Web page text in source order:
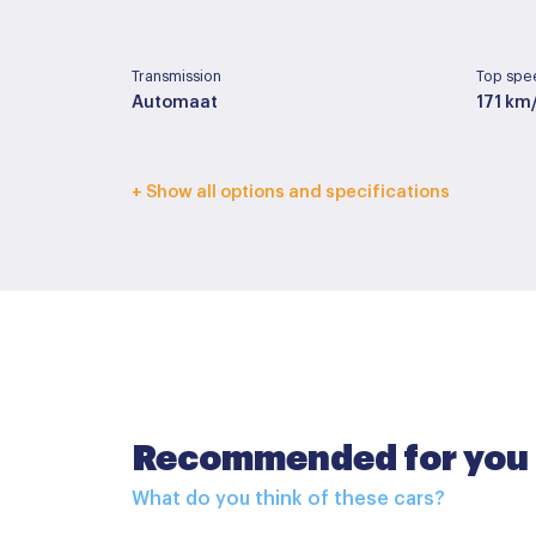
Transmission
Automaat
Top
171
Interior color
Buitenspiegels elektrisch inklapbaar
+ Show all options and specifications
Recommended for you
What do you think of these cars?